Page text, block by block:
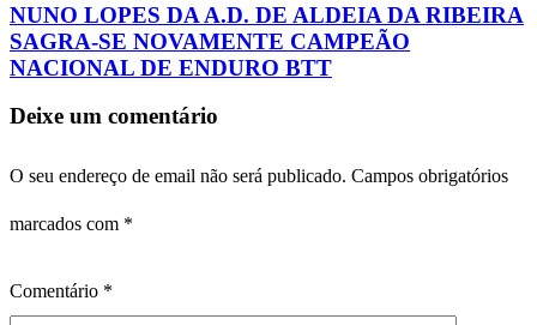
NUNO LOPES DA A.D. DE ALDEIA DA RIBEIRA
SAGRA-SE NOVAMENTE CAMPEÃO
NACIONAL DE ENDURO BTT
Deixe um comentário
O seu endereço de email não será publicado. Campos obrigatórios
marcados com *
Comentário *